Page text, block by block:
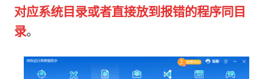
对应系统目录或者直接放到报错的程序同目
录。